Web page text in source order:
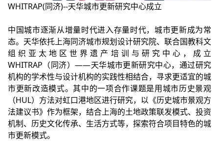
WHITRAP(同济)--天华城市更新研究中心成立
中国城市逐渐从增量时代进入存量时代，城市更新成为常
态。天华依托上海同济城市规划设计研究院、联合国教科文
组织亚太地区世界遗产培训与研究中心，成立
WHITRAP（同济）——天华城市更新研究中心，通过研究
机构的学术性与设计机构的实践性相结合，寻求更适宜的城
市更新改造模式。其中的一项合作课题是用城市历史景观
（HUL）方法对虹口港地区进行研究，以《历史城市景观方
法建议书》作为框架，结合上海的土地政策联发模式、投资
机制、历史文化传承、生活方式等，探索符合项目特色的城
市更新模式。